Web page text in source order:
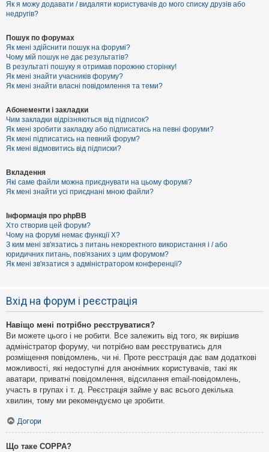
Як я можу додавати / видаляти користувачів до мого списку друзів або
недругів?
Пошук по форумах
Як мені здійснити пошук на форумі?
Чому мій пошук не дає результатів?
В результаті пошуку я отримав порожню сторінку!
Як мені знайти учасників форуму?
Як мені знайти власні повідомлення та теми?
Абонементи і закладки
Чим закладки відрізняються від підписок?
Як мені зробити закладку або підписатись на певні форуми?
Як мені підписатись на певний форум?
Як мені відмовитись від підписки?
Вкладення
Які саме файли можна приєднувати на цьому форумі?
Як мені знайти усі приєднані мною файли?
Інформація про phpBB
Хто створив цей форум?
Чому на форумі немає функції X?
З ким мені зв'язатись з питань некоректного використання і / або
юридичних питань, пов'язаних з цим форумом?
Як мені зв'язатися з адміністратором конференції?
Вхід на форум і реєстрація
Навіщо мені потрібно реєструватися?
Ви можете цього і не робити. Все залежить від того, як вирішив
адміністратор форуму, чи потрібно вам реєструватись для
розміщення повідомлень, чи ні. Проте реєстрація дає вам додаткові
можливості, які недоступні для анонімних користувачів, такі як
аватари, приватні повідомлення, відсилання email-повідомлень,
участь в групах і т. д. Реєстрація займе у вас всього декілька
хвилин, тому ми рекомендуємо це зробити.
Догори
Що таке COPPA?